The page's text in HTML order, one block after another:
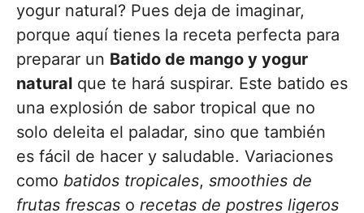
yogur natural? Pues deja de imaginar,
porque aquí tienes la receta perfecta para
preparar un Batido de mango y yogur
natural que te hará suspirar. Este batido es
una explosión de sabor tropical que no
solo deleita el paladar, sino que también
es fácil de hacer y saludable. Variaciones
como batidos tropicales, smoothies de
frutas frescas o recetas de postres ligeros